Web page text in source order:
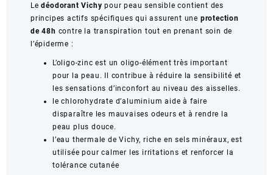
Ledéodorant Vichy pour peau sensible contient des
principes actifs spécifiques qui assurent une protection
de 48h contre la transpiration tout en prenant soin de
l’épiderme :
L’oligo-zinc est un oligo-élément très important
pour la peau. Il contribue à réduire la sensibilité et
les sensations d’inconfort au niveau des aisselles.
le chlorohydrate d’aluminium aide à faire
disparaître les mauvaises odeurs et à rendre la
peau plus douce.
l’eau thermale de Vichy, riche en sels minéraux, est
utilisée pour calmer les irritations et renforcer la
tolérance cutanée